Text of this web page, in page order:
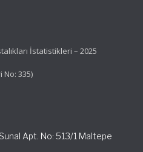
İstatistikleri – 2025
No: 335)
Apt. No: 513/1 Maltepe